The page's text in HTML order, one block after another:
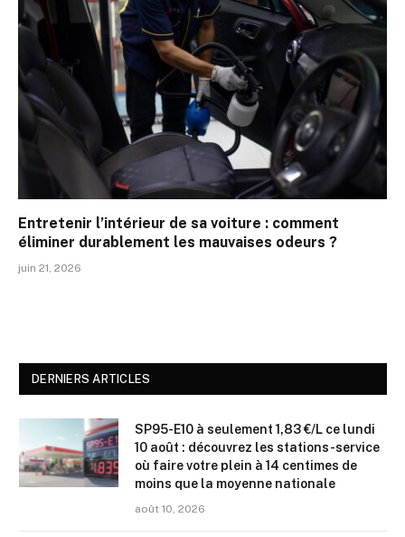
Entretenir l’intérieur de sa voiture : comment
éliminer durablement les mauvaises odeurs ?
juin 21, 2026
DERNIERS ARTICLES
SP95-E10 à seulement 1,83 €/L ce lundi
10 août : découvrez les stations-service
où faire votre plein à 14 centimes de
moins que la moyenne nationale
août 10, 2026